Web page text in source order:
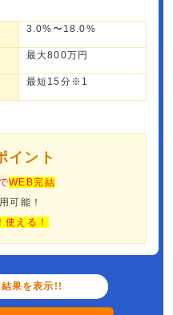
3.0%〜18.0%
最大800万円
最短15分※1
イント
WEB完結
可能！
使える！
果を表示!!